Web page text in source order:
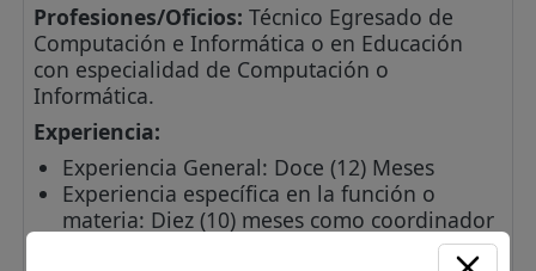
Profesiones/Oficios: Técnico Egresado de
Computación e Informática o en Educación
con especialidad de Computación o
Informática.
Experiencia:
Experiencia General: Doce (12) Meses
Experiencia específica en la función o
materia: Diez (10) meses como coordinador